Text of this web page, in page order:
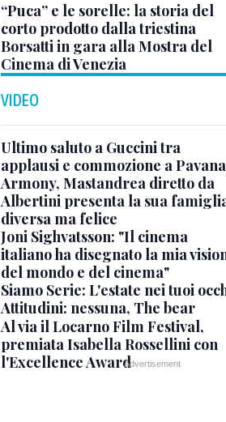
“Puca” e le sorelle: la storia del
corto prodotto dalla triestina
Borsatti in gara alla Mostra del
Cinema di Venezia
VIDEO
Ultimo saluto a Guccini tra
applausi e commozione a Pavana
Armony, Mastandrea diretto da
Albertini presenta la sua
diversa ma felice
Joni Sighvatsson: "Il cinema
italiano ha disegnato la mia
del mondo e del cinema"
Siamo Serie: L'estate nei tuoi
Attitudini: nessuna, The bear
Al via il Locarno Film Festival,
premiata Isabella Rossellini con
l'Excellence Award